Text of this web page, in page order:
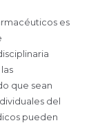
es
que sean
del
pueden